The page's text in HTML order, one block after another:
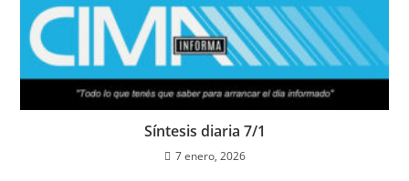
Síntesis diaria 7/1
7 enero, 2026